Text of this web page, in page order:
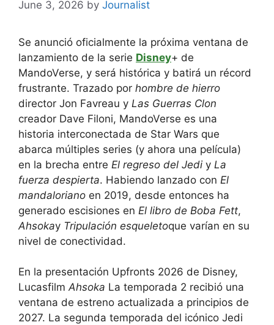
June 3, 2026 by Journalist
Se anunció oficialmente la próxima ventana de
lanzamiento de la serie Disney+ de
MandoVerse, y será histórica y batirá un récord
frustrante. Trazado por hombre de hierro
director Jon Favreau y Las Guerras Clon
creador Dave Filoni, MandoVerse es una
historia interconectada de Star Wars que
abarca múltiples series (y ahora una película)
en la brecha entre El regreso del Jedi y La
fuerza despierta. Habiendo lanzado con El
mandaloriano en 2019, desde entonces ha
generado escisiones en El libro de Boba Fett,
Ahsokay Tripulación esqueletoque varían en su
nivel de conectividad.
En la presentación Upfronts 2026 de Disney,
LucasfilmAhsoka La temporada 2 recibió una
ventana de estreno actualizada a principios de
2027. La segunda temporada del icónico Jedi